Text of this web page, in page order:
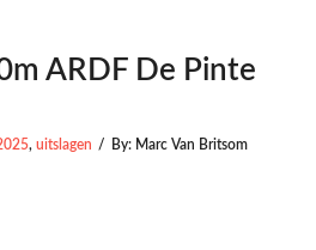
ARDF De Pinte
, uitslagen / By: Marc Van Britsom